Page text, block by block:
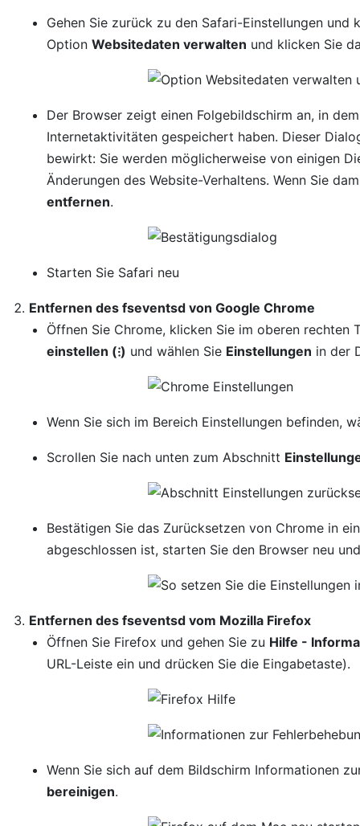
Gehen Sie zurück zu den Safari-Einstellungen
Option Websitedaten verwalten und klicken Sie
Der Browser zeigt einen Folgebildschirm an, in
Internetaktivitäten gespeichert haben. Dieser
bewirkt: Sie werden möglicherweise von einigen
Änderungen des Website-Verhaltens. Wenn Sie
entfernen.
Starten Sie Safari neu
Entfernen des fseventsd von Google Chrome
Öffnen Sie Chrome, klicken Sie im oberen rechten
einstellen (⁝) und wählen Sie Einstellungen in der
Wenn Sie sich im Bereich Einstellungen befinden,
Scrollen Sie nach unten zum Abschnitt
Bestätigen Sie das Zurücksetzen von Chrome in
abgeschlossen ist, starten Sie den Browser neu
Entfernen des fseventsd vom Mozilla Firefox
Öffnen Sie Firefox und gehen Sie zu Hilfe -
URL-Leiste ein und drücken Sie die Eingabetaste).
Wenn Sie sich auf dem Bildschirm Informationen
bereinigen.